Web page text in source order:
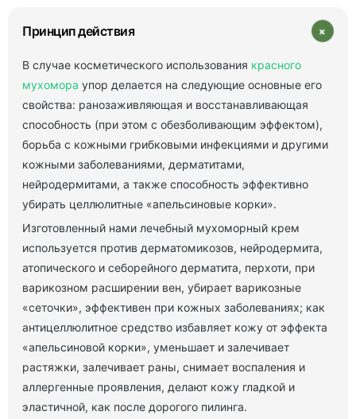
Принцип действия +
В случае косметического использования красного
мухомора упор делается на следующие основные его
свойства: ранозаживляющая и восстанавливающая
способность (при этом с обезболивающим эффектом),
борьба с кожными грибковыми инфекциями и другими
кожными заболеваниями, дерматитами,
нейродермитами, а также способность эффективно
убирать целлюлитные «апельсиновые корки».
Изготовленный нами лечебный мухоморный крем
используется против дерматомикозов, нейродермита,
атопического и себорейного дерматита, перхоти, при
варикозном расширении вен, убирает варикозные
«сеточки», эффективен при кожных заболеваниях; как
антицеллюлитное средство избавляет кожу от эффекта
«апельсиновой корки», уменьшает и залечивает
растяжки, залечивает раны, снимает воспаления и
аллергенные проявления, делают кожу гладкой и
эластичной, как после дорогого пилинга.